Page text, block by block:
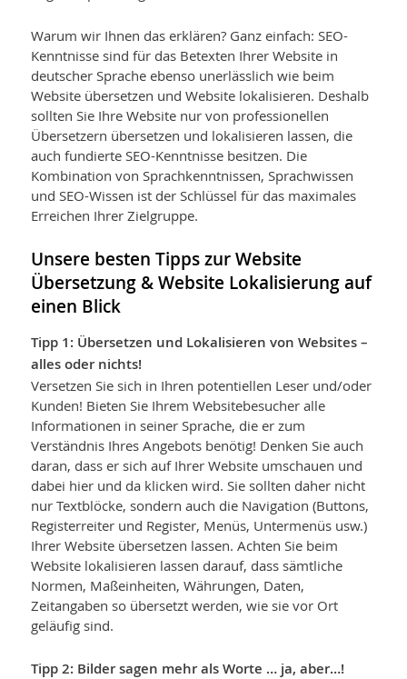
Warum wir Ihnen das erklären? Ganz einfach: SEO-
Kenntnisse sind für das Betexten Ihrer Website in
deutscher Sprache ebenso unerlässlich wie beim
Website übersetzen und Website lokalisieren. Deshalb
sollten Sie Ihre Website nur von professionellen
Übersetzern übersetzen und lokalisieren lassen, die
auch fundierte SEO-Kenntnisse besitzen. Die
Kombination von Sprachkenntnissen, Sprachwissen
und SEO-Wissen ist der Schlüssel für das maximales
Erreichen Ihrer Zielgruppe.
Unsere besten Tipps zur Website
Übersetzung & Website Lokalisierung auf
einen Blick
Tipp 1: Übersetzen und Lokalisieren von Websites –
alles oder nichts!
Versetzen Sie sich in Ihren potentiellen Leser und/oder
Kunden! Bieten Sie Ihrem Websitebesucher alle
Informationen in seiner Sprache, die er zum
Verständnis Ihres Angebots benötig! Denken Sie auch
daran, dass er sich auf Ihrer Website umschauen und
dabei hier und da klicken wird. Sie sollten daher nicht
nur Textblöcke, sondern auch die Navigation (Buttons,
Registerreiter und Register, Menüs, Untermenüs usw.)
Ihrer Website übersetzen lassen. Achten Sie beim
Website lokalisieren lassen darauf, dass sämtliche
Normen, Maßeinheiten, Währungen, Daten,
Zeitangaben so übersetzt werden, wie sie vor Ort
geläufig sind.
Tipp 2: Bilder sagen mehr als Worte … ja, aber…!